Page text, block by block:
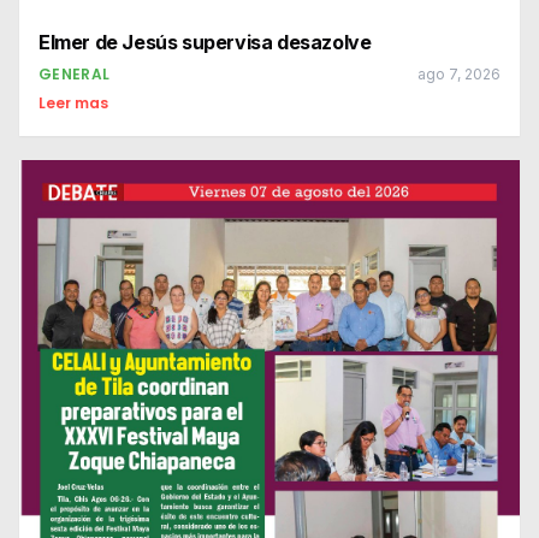
Elmer de Jesús supervisa desazolve
GENERAL ago 7, 2026
Leer mas